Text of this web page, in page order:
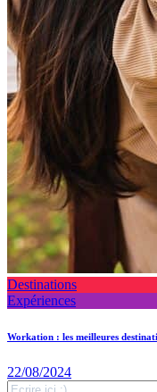
Destinations
Expériences
Workation : les meilleures
22/08/2024
Search